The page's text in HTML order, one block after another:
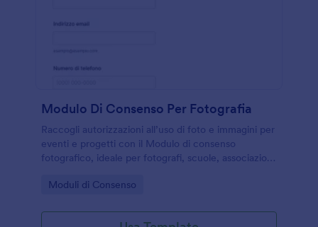
Modulo Di Consenso Per Fotografia
Raccogli autorizzazioni all’uso di foto e immagini per
eventi e progetti con il Modulo di consenso
fotografico, ideale per fotografi, scuole, associazioni
con Jotform.
Go to Category:
Moduli di Consenso